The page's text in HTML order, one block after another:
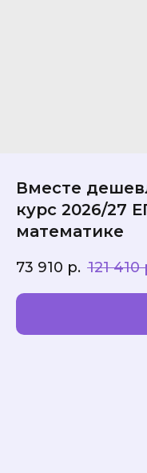
Вместе
курс 2026/27
математике
73 910 р. 121 410